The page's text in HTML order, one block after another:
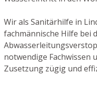
Wir als Sanitärhilfe in
fachmännische Hilfe bei
notwendige Fachwissen
Zusetzung zügig und